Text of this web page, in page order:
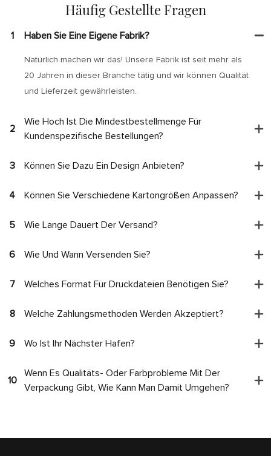
Häufig Gestellte Fragen
1 Haben Sie Eine Eigene Fabrik?
Natürlich machen wir das! Unsere Fabrik ist seit mehr als
20 Jahren in dieser Branche tätig und wir können Qualität
und Lieferzeit gewährleisten.
2
Wie Hoch Ist Die Mindestbestellmenge Für
Kundenspezifische Bestellungen?
3 Können Sie Dazu Ein Design Anbieten?
4 Können Sie Verschiedene Kartongrößen Anpassen?
5 Wie Lange Dauert Der Versand?
6 Wie Und Wann Versenden Sie?
7 Welches Format Für Druckdateien Benötigen Sie?
8 Welche Zahlungsmethoden Werden Akzeptiert?
9 Wo Ist Ihr Nächster Hafen?
10
Wenn Es Qualitäts- Oder Farbprobleme Mit Der
Verpackung Gibt, Wie Kann Man Damit Umgehen?